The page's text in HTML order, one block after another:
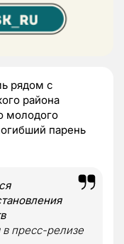
рядом с
района
молодого
парень
пресс-релизе